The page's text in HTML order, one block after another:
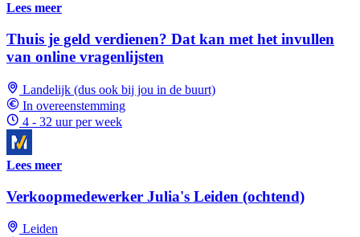
Lees meer
Thuis je geld verdienen? Dat kan met het invullen
van online vragenlijsten
Landelijk (dus ook bij jou in de buurt)
In overeenstemming
4 - 32 uur per week
Lees meer
Verkoopmedewerker Julia's Leiden (ochtend)
Leiden